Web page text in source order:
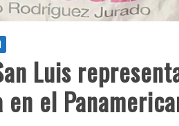
Luis
el